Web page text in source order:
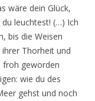
wäre dein Glück,
leuchtest! (…) Ich
bis die Weisen
Thorheit und
froh geworden
wie du des
gehst und noch